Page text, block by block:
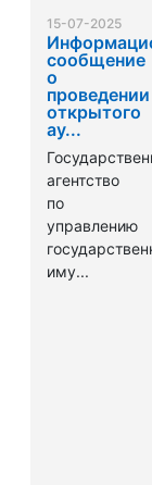
15-07-2025
сообщение
о
проведении
открытого
ау...
агентство
по
управлению
иму...